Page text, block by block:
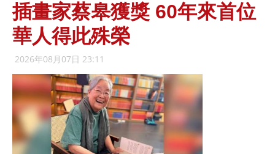
插畫家蔡皋獲獎 60年來首位
華人得此殊榮
2026年08月07日 23:11